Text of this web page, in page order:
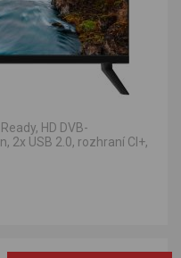
HD DVB-
2x USB 2.0, rozhraní CI+,